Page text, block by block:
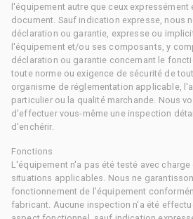
l'équipement autre que ceux
document. Sauf indication expresse, nous
déclaration ou garantie, expresse ou
l'équipement et/ou ses composants, y
déclaration ou garantie concernant le
toute norme ou exigence de sécurité de
organisme de réglementation applicable,
particulier ou la qualité marchande. Nous
d'effectuer vous-même une inspection
d'enchérir.
Fonctions
L'équipement n'a pas été testé avec
situations applicables. Nous ne
fonctionnement de l'équipement
fabricant. Aucune inspection n'a été